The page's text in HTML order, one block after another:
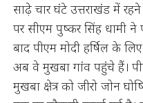
साढ़े चार घंटे उत्तराखंड में रहने
पर सीएम पुष्कर सिंह धामी ने
बाद पीएम मोदी हर्षिल के
अब वे मुखबा गांव पहुंचे हैं।
मुखबा क्षेत्र को जीरो जोन